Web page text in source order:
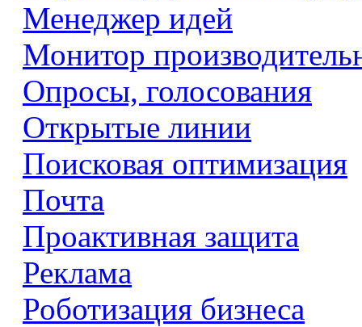
Менеджер идей
Монитор
Опросы, голосования
Открытые линии
Поисковая оптимизация
Почта
Проактивная защита
Реклама
Роботизация бизнеса